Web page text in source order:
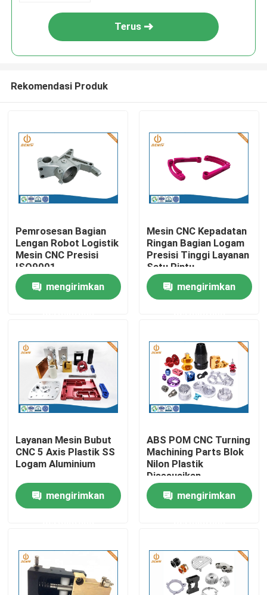
Rumah
Produk
Wisata pabrik
Kontrol kualitas
Hubungi kami
Suku Cadang EV
Bagian Mesin CNC
Terus
Rekomendasi Produk
Pemrosesan Bagian
Lengan Robot Logistik
Mesin CNC Presisi
ISO9001
mengirimkan
Mesin CNC Kepadatan
Ringan Bagian Logam
Presisi Tinggi Layanan
Satu Pintu
mengirimkan
Layanan Mesin Bubut
CNC 5 Axis Plastik SS
Logam Aluminium
mengirimkan
ABS POM CNC Turning
Machining Parts Blok
Nilon Plastik
Disesuaikan
mengirimkan